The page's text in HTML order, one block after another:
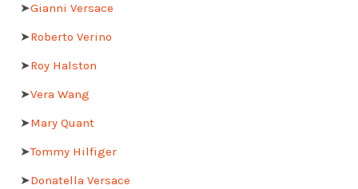
➤Gianni Versace
➤Roberto Verino
➤Roy Halston
➤Vera Wang
➤Mary Quant
➤Tommy Hilfiger
➤Donatella Versace